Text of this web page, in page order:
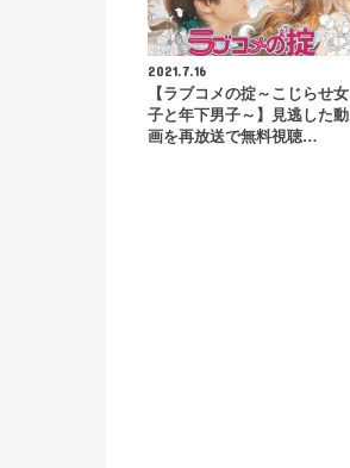
2021.7.16
【ラブコメの掟～こじらせ女
子と年下男子～】見逃した動
画を再放送で無料視聴…